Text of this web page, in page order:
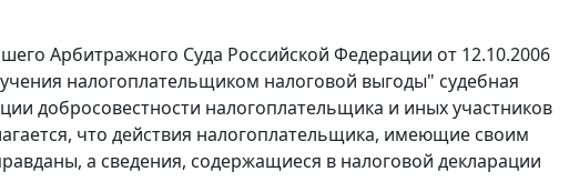
Арбитражного Суда Российской Федерации от 12.10.2006
налогоплательщиком налоговой выгоды" судебная
добросовестности налогоплательщика и иных участников
что действия налогоплательщика, имеющие своим
а сведения, содержащиеся в налоговой декларации